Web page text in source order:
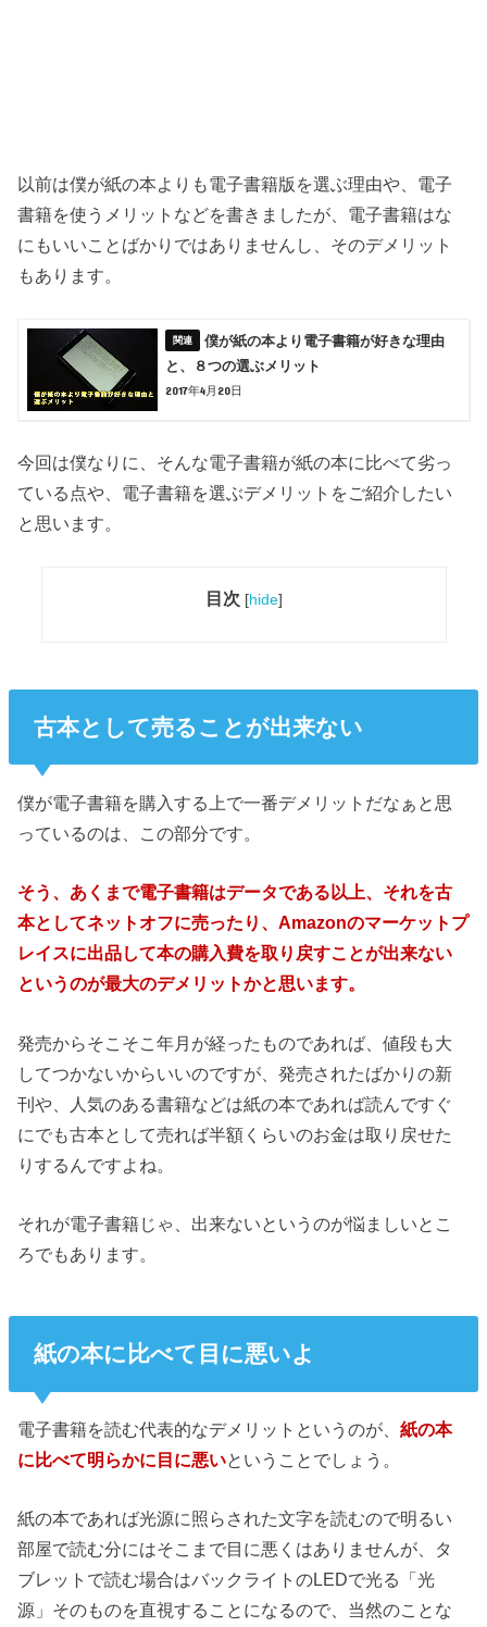
以前は僕が紙の本よりも電子書籍版を選ぶ理由や、電子
書籍を使うメリットなどを書きましたが、電子書籍はな
にもいいことばかりではありませんし、そのデメリット
もあります。
僕が紙の本より電子書籍が好きな理由
と、８つの選ぶメリット
2017年4月20日
今回は僕なりに、そんな電子書籍が紙の本に比べて劣っ
ている点や、電子書籍を選ぶデメリットをご紹介したい
と思います。
目次 [hide]
古本として売ることが出来ない
僕が電子書籍を購入する上で一番デメリットだなぁと思
っているのは、この部分です。
そう、あくまで電子書籍はデータである以上、それを古
本としてネットオフに売ったり、Amazonのマーケットプ
レイスに出品して本の購入費を取り戻すことが出来ない
というのが最大のデメリットかと思います。
発売からそこそこ年月が経ったものであれば、値段も大
してつかないからいいのですが、発売されたばかりの新
刊や、人気のある書籍などは紙の本であれば読んですぐ
にでも古本として売れば半額くらいのお金は取り戻せた
りするんですよね。
それが電子書籍じゃ、出来ないというのが悩ましいとこ
ろでもあります。
紙の本に比べて目に悪いよ
電子書籍を読む代表的なデメリットというのが、紙の本
に比べて明らかに目に悪いということでしょう。
紙の本であれば光源に照らされた文字を読むので明るい
部屋で読む分にはそこまで目に悪くはありませんが、タ
ブレットで読む場合はバックライトのLEDで光る「光
源」そのものを直視することになるので、当然のことな